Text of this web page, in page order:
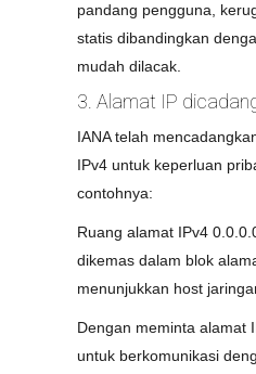
pandang pengguna,
statis dibandingkan
mudah dilacak.
3. Alamat IP
IANA telah
IPv4 untuk keperluan
contohnya:
Ruang alamat IPv4
dikemas dalam blok
menunjukkan host
Dengan meminta alamat
untuk berkomunikasi